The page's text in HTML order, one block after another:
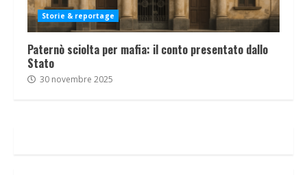
Storie & reportage
Paternò sciolta per mafia: il conto presentato dallo
Stato
30 novembre 2025